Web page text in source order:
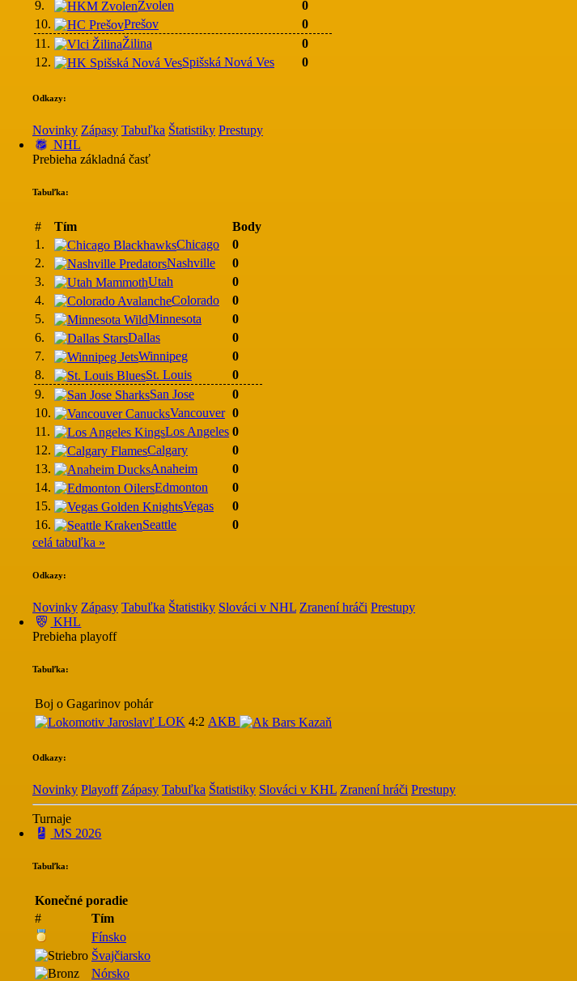
9.
Zvolen
0
10.
Prešov
0
11.
Žilina
0
12.
Spišská Nová Ves 0
Odkazy:
Novinky Zápasy Tabuľka Štatistiky Prestupy
NHL
Prebieha základná časť
Tabuľka:
# Tím
Body
1.
Chicago
0
2.
Nashville
0
3.
Utah
0
4.
Colorado
0
5.
Minnesota
0
6.
Dallas
0
7.
Winnipeg
0
8.
St. Louis
0
9.
San Jose
0
10.
Vancouver 0
11.
Los Angeles 0
12.
Calgary
0
13.
Anaheim
0
14.
Edmonton
0
15.
Vegas
0
16.
Seattle
0
celá tabuľka »
Odkazy:
Novinky Zápasy Tabuľka Štatistiky Slováci v NHL Zranení hráči Prestupy
KHL
Prebieha playoff
Tabuľka:
Boj o Gagarinov pohár
LOK 4:2 AKB
Odkazy:
Novinky Playoff Zápasy Tabuľka Štatistiky Slováci v KHL Zranení hráči Prestupy
Turnaje
MS 2026
Tabuľka:
Konečné poradie
#
Tím
Fínsko
Švajčiarsko
Nórsko